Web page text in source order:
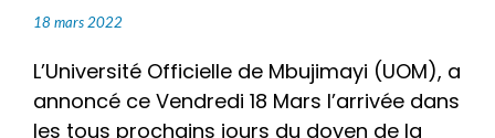
18 mars 2022
L’Université Officielle de Mbujimayi (UOM), a
annoncé ce Vendredi 18 Mars l’arrivée dans
les tous prochains jours du doyen de la